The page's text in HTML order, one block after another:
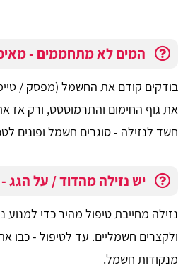
המים לא מתחממים -
בודקים קודם את החשמל (מפסק /
את גוף החימום והתרמוסטט, ורק אז
חשד לנזילה - סוגרים חשמל ופונים
יש נזילה מהדוד / על הגג -
נזילה מחייבת טיפול מהיר כדי למנוע
ולקצרים חשמליים. עד לטיפול - כבו
מנקודות חשמל.